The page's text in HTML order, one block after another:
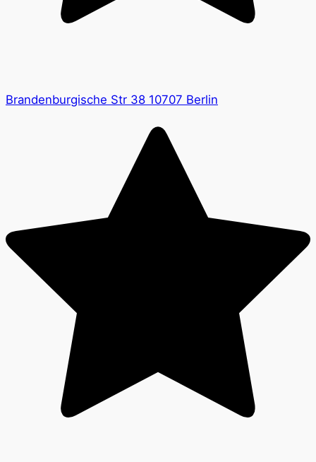
Brandenburgische Str 38 10707 Berlin